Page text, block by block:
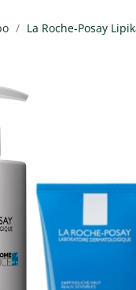
La Roche-Posay